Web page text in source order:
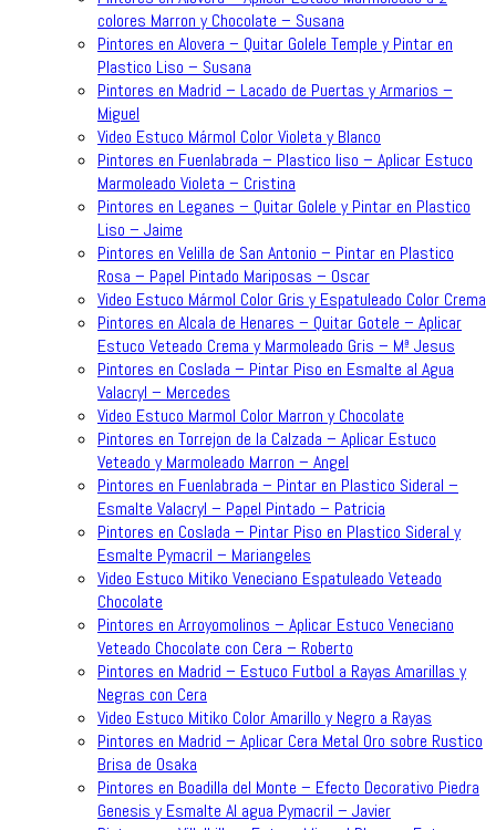
colores Marron y Chocolate – Susana
Pintores en Alovera – Quitar Golele Temple y Pintar en
Plastico Liso – Susana
Pintores en Madrid – Lacado de Puertas y Armarios –
Miguel
Video Estuco Mármol Color Violeta y Blanco
Pintores en Fuenlabrada – Plastico liso – Aplicar Estuco
Marmoleado Violeta – Cristina
Pintores en Leganes – Quitar Golele y Pintar en Plastico
Liso – Jaime
Pintores en Velilla de San Antonio – Pintar en Plastico
Rosa – Papel Pintado Mariposas – Oscar
Video Estuco Mármol Color Gris y Espatuleado Color Crema
Pintores en Alcala de Henares – Quitar Gotele – Aplicar
Estuco Veteado Crema y Marmoleado Gris – Mª Jesus
Pintores en Coslada – Pintar Piso en Esmalte al Agua
Valacryl – Mercedes
Video Estuco Marmol Color Marron y Chocolate
Pintores en Torrejon de la Calzada – Aplicar Estuco
Veteado y Marmoleado Marron – Angel
Pintores en Fuenlabrada – Pintar en Plastico Sideral –
Esmalte Valacryl – Papel Pintado – Patricia
Pintores en Coslada – Pintar Piso en Plastico Sideral y
Esmalte Pymacril – Mariangeles
Video Estuco Mitiko Veneciano Espatuleado Veteado
Chocolate
Pintores en Arroyomolinos – Aplicar Estuco Veneciano
Veteado Chocolate con Cera – Roberto
Pintores en Madrid – Estuco Futbol a Rayas Amarillas y
Negras con Cera
Video Estuco Mitiko Color Amarillo y Negro a Rayas
Pintores en Madrid – Aplicar Cera Metal Oro sobre Rustico
Brisa de Osaka
Pintores en Boadilla del Monte – Efecto Decorativo Piedra
Genesis y Esmalte Al agua Pymacril – Javier